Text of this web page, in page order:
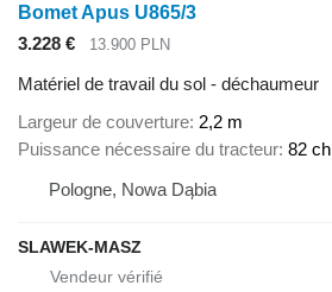
Bomet Apus U865/3
3.228 €
13.900 PLN
Matériel de travail du sol - déchaumeur
Largeur de couverture 2,2 m
Puissance nécessaire du tracteur 82 ch
Pologne, Nowa Dąbia
SLAWEK-MASZ